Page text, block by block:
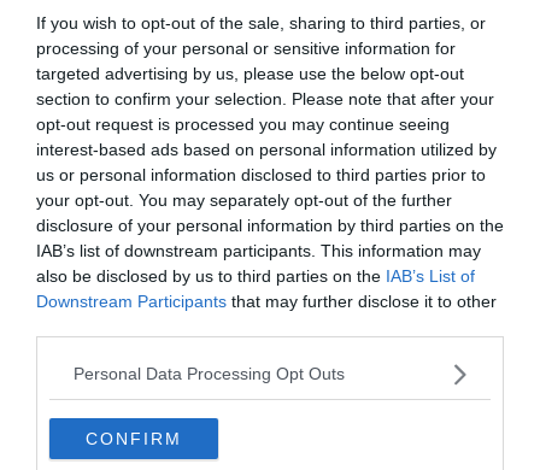
If you wish to opt-out of the sale, sharing to third parties, or
processing of your personal or sensitive information for
targeted advertising by us, please use the below opt-out
section to confirm your selection. Please note that after your
opt-out request is processed you may continue seeing
interest-based ads based on personal information utilized by
us or personal information disclosed to third parties prior to
your opt-out. You may separately opt-out of the further
disclosure of your personal information by third parties on the
IAB’s list of downstream participants. This information may
also be disclosed by us to third parties on the IAB’s List of
Downstream Participants that may further disclose it to other
Personal Data Processing Opt Outs
CONFIRM
Crédit photo : Shutterstock – xbrchx
Votre itinéraire est bouclé ? Alors vous n’avez plus qu’à
louer une voiture à Zagreb pour vous lancer dans vos
découvertes. Pour trouver le meilleur rapport qualité/prix,